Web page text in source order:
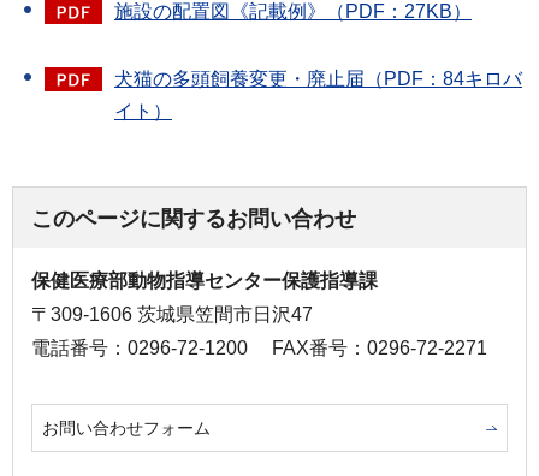
施設の配置図《記載例》（PDF：27KB）
犬猫の多頭飼養変更・廃止届（PDF：84キロバ
イト）
このページに関するお問い合わせ
保健医療部動物指導センター保護指導課
〒309-1606 茨城県笠間市日沢47
電話番号：0296-72-1200
FAX番号：0296-72-2271
お問い合わせフォーム